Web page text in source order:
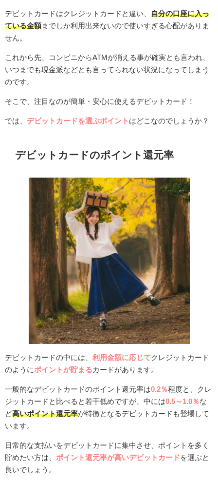
デビットカードはクレジットカードと違い、 自分の口座に入っ
ている金額までしか利用出来ないので使いすぎる心配がありま
せん。
これから先、コンビニからATMが消える事が確実とも言われ、
いつまでも現金派などとも言ってられない状況になってしまう
のです。
そこで、注目なのが簡単・安心に使えるデビットカード！
では、 デビットカードを選ぶポイント はどこなのでしょうか？
デビットカードのポイント還元率
デビットカードの中には、 利用金額に応じて クレジットカード
のように ポイントが貯まる カードがあります。
一般的なデビットカードのポイント還元率は0.2％程度と、クレ
ジットカードと比べると若干低めですが、中には0.5～1.0％な
ど高いポイント還元率が特徴となるデビットカードも登場して
います。
日常的な支払いをデビットカードに集中させ、ポイントを多く
貯めたい方は、 ポイント還元率が高いデビットカード を選ぶと
良いでしょう。